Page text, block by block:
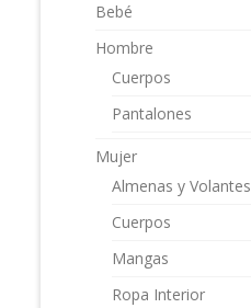
Bebé
Hombre
Cuerpos
Pantalones
Mujer
Almenas y Volantes
Cuerpos
Mangas
Ropa Interior